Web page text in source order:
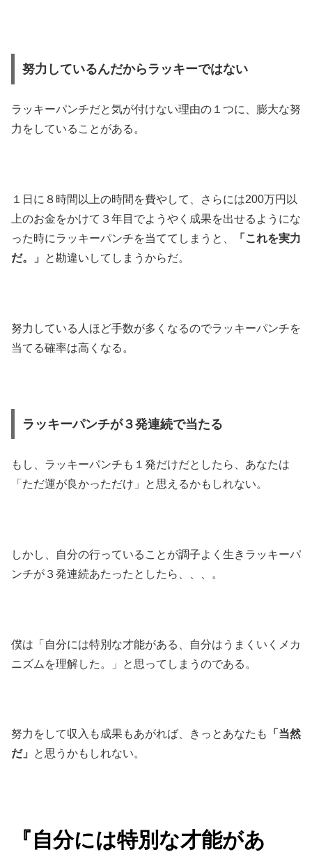
努力しているんだからラッキーではない
ラッキーパンチだと気が付けない理由の１つに、膨大な努
力をしていることがある。
１日に８時間以上の時間を費やして、さらには200万円以
上のお金をかけて３年目でようやく成果を出せるようにな
った時にラッキーパンチを当ててしまうと、
「これを実力
だ。」
と勘違いしてしまうからだ。
努力している人ほど手数が多くなるのでラッキーパンチを
当てる確率は高くなる。
ラッキーパンチが３発連続で当たる
もし、ラッキーパンチも１発だけだとしたら、あなたは
「ただ運が良かっただけ」と思えるかもしれない。
しかし、自分の行っていることが調子よく生きラッキーパ
ンチが３発連続あたったとしたら、、、。
僕は「自分には特別な才能がある、自分はうまくいくメカ
ニズムを理解した。」と思ってしまうのである。
努力をして収入も成果もあがれば、きっとあなたも
「当然
だ」
と思うかもしれない。
『自分には特別な才能があ